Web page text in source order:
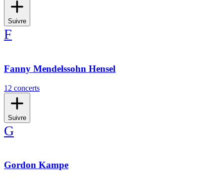
Suivre
F
Fanny Mendelssohn Hensel
12 concerts
Suivre
G
Gordon Kampe